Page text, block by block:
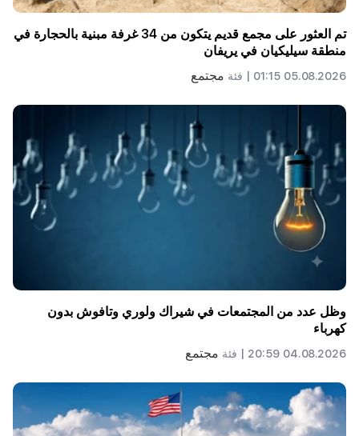
تم العثور على مجمع قديم يتكون من 34 غرفة مبنية بالحجارة في
منطقة سيليكيان في يريفان
05.08.2026 01:15 | فئة مجتمع
وظل عدد من المجتمعات في شيراك ولوري وتافوش بدون
كهرباء
04.08.2026 20:59 | فئة مجتمع